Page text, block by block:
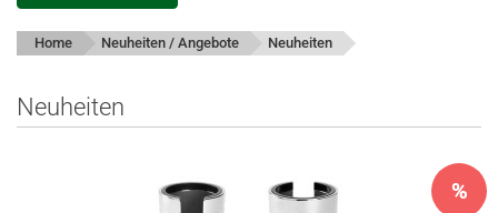
Home Neuheiten / Angebote Neuheiten
Neuheiten
%